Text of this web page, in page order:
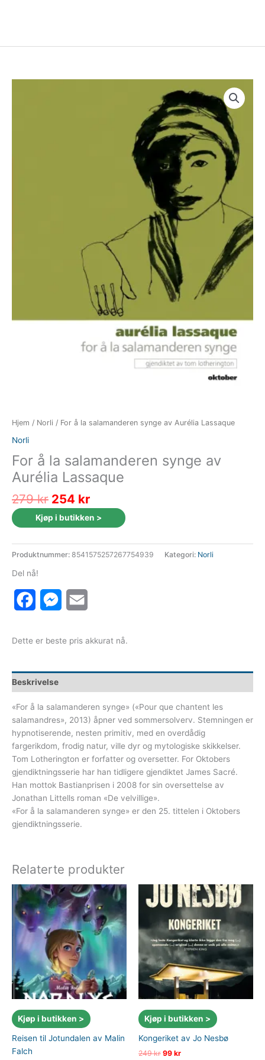
Hjem / Norli / For å la salamanderen synge av Aurélia Lassaque
Norli
For å la salamanderen synge av
Aurélia Lassaque
279kr Opprinnelig
pris
var:
254 krNåværende
pris
er:
Kjøp i butikken >
Produktnummer: 8541575257267754939 Kategori: Norli
Del nå!
FacebookMessenger
Dette er beste pris akkurat nå.
Beskrivelse
«For å la salamanderen synge» («Pour que chantent les
salamandres», 2013) åpner ved sommersolverv. Stemningen er
hypnotiserende, nesten primitiv, med en overdådig
fargerikdom, frodig natur, ville dyr og mytologiske skikkelser.
Tom Lotherington er forfatter og oversetter. For Oktobers
gjendiktningsserie har han tidligere gjendiktet James Sacré.
Han mottok Bastianprisen i 2008 for sin oversettelse av
Jonathan Littells roman «De velvillige».
«For å la salamanderen synge» er den 25. tittelen i Oktobers
gjendiktningsserie.
Relaterte produkter
Kjøp i butikken >
Reisen til Jotundalen av Malin
Falch
Kjøp i butikken >
Kongeriket av Jo Nesbø
249kr Opprinnelig
99 krNåværende